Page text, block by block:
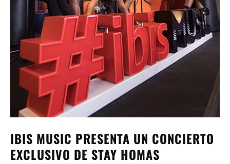
IBIS MUSIC PRESENTA UN CONCIERTO
EXCLUSIVO DE STAY HOMAS